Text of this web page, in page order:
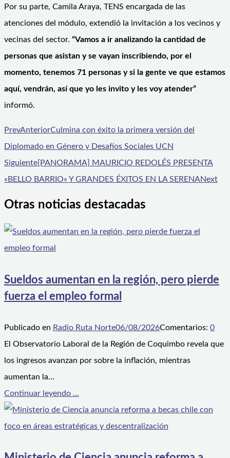
Por su parte, Camila Araya, TENS encargada de las
atenciones del módulo, extendió la invitación a los vecinos y
vecinas del sector. “Vamos a ir analizando la cantidad de
personas que asistan y se vayan inscribiendo, por el
momento, tenemos 71 personas y si la gente ve que estamos
aquí, vendrán, así que yo les invito y les voy atender”
informó.
PrevAnteriorCulmina con éxito la primera versión del
Diplomado en Género y Desafíos Sociales UCN
Siguiente[PANORAMA] MAURICIO REDOLÉS PRESENTA
«BELLO BARRIO» Y GRANDES ÉXITOS EN LA SERENANext
Otras noticias destacadas
Sueldos aumentan en la región, pero pierde
fuerza el empleo formal
Publicado en Radio Ruta Norte06/08/2026Comentarios: 0
El Observatorio Laboral de la Región de Coquimbo revela que
los ingresos avanzan por sobre la inflación, mientras
aumentan la…
Continuar leyendo ...